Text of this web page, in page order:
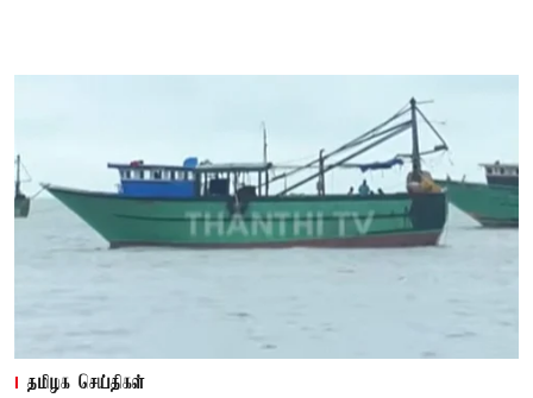
தமிழக செய்திகள்